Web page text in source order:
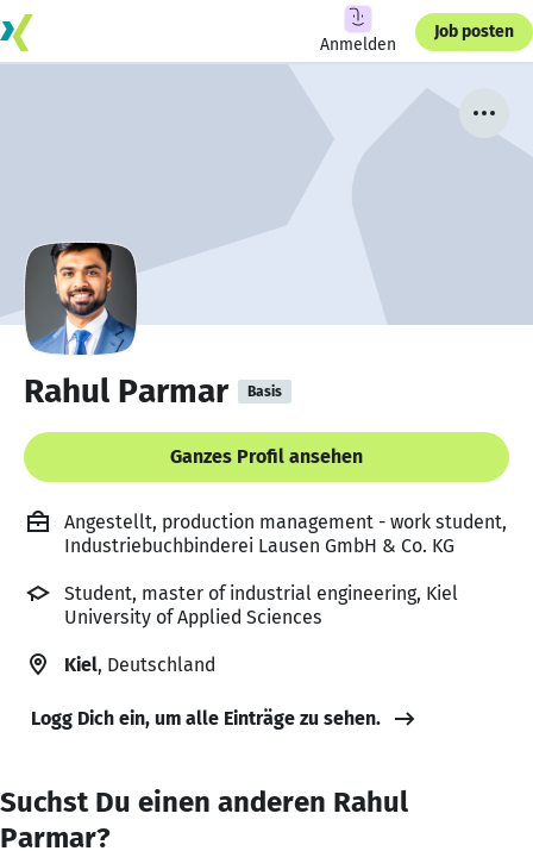
Anmelden
Job posten
Rahul Parmar Basis
Ganzes Profil ansehen
Angestellt, production management - work student,
Industriebuchbinderei Lausen GmbH & Co. KG
Student, master of industrial engineering, Kiel
University of Applied Sciences
Kiel, Deutschland
Logg Dich ein, um alle Einträge zu sehen.
Suchst Du einen anderen Rahul
Parmar?